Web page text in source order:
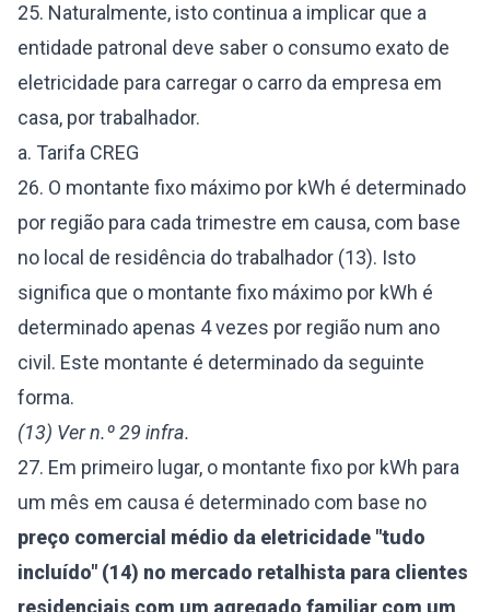
25. Naturalmente, isto continua a implicar que a
entidade patronal deve saber o consumo exato de
eletricidade para carregar o carro da empresa em
casa, por trabalhador.
a. Tarifa CREG
26. O montante fixo máximo por kWh é determinado
por região para cada trimestre em causa, com base
no local de residência do trabalhador (13). Isto
significa que o montante fixo máximo por kWh é
determinado apenas 4 vezes por região num ano
civil. Este montante é determinado da seguinte
forma.
(13) Ver n.º 29 infra.
27. Em primeiro lugar, o montante fixo por kWh para
um mês em causa é determinado com base no
preço comercial médio da eletricidade "tudo
incluído" (14) no mercado retalhista para clientes
residenciais com um agregado familiar com um